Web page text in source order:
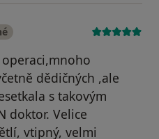
dědičných ,ale
s takovým
doktor. Velice
vtipný, velmi